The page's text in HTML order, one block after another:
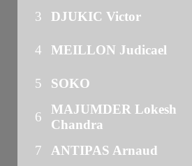
3 DJUKIC Victor
4 MEILLON Judicael
5 SOKO
6
MAJUMDER Lokesh
Chandra
7 ANTIPAS Arnaud